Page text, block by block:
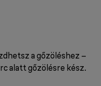
a gőzöléshez –
alatt gőzölésre kész.